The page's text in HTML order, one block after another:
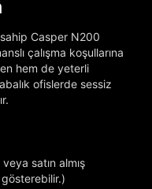
Casper N200
çalışma koşullarına
hem de yeterli
ofislerde sessiz
satın almış